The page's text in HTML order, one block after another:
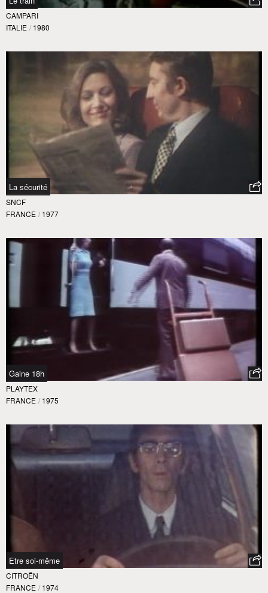
CAMPARI
ITALIE / 1980
La sécurité
SNCF
FRANCE / 1977
Gaine 18h
PLAYTEX
FRANCE / 1975
Etre soi-même
CITROËN
FRANCE / 1974